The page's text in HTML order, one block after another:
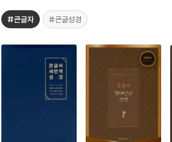
#큰글자 #큰글성경